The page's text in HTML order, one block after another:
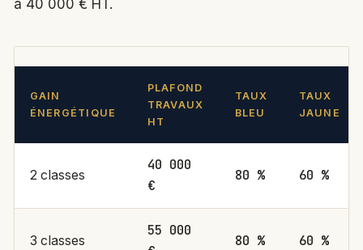
à 40 000 € HT.
GAIN
ÉNERGÉTIQUE
PLAFOND
TRAVAUX
HT
TAUX
BLEU
TAUX
JAUNE
2 classes
40 000
€
80 % 60 %
3 classes
55 000
80 % 60 %